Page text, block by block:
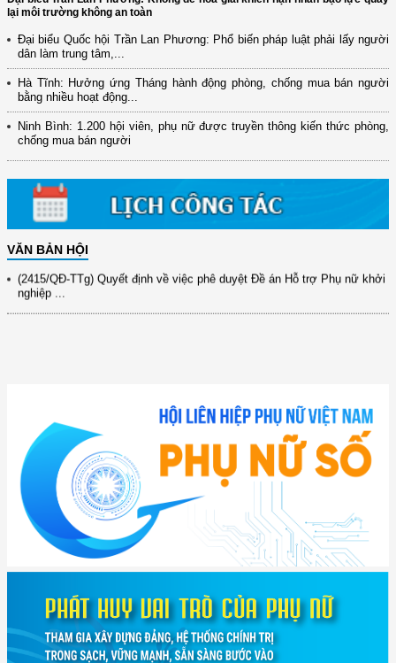
lại môi trường không an toàn
Đại biểu Quốc hội Trần Lan Phương: Phổ biến pháp luật phải lấy người
dân làm trung tâm,...
Hà Tĩnh: Hưởng ứng Tháng hành động phòng, chống mua bán người
bằng nhiều hoạt động...
Ninh Bình: 1.200 hội viên, phụ nữ được truyền thông kiến thức phòng,
chống mua bán người
VĂN BẢN HỘI
(12/TB-HĐKH) V/v đăng ký, đề xuất nhiệm vụ Khoa học, công nghệ và
đổi mới ...
(898/KH/ĐCT) Kế hoạch thực hiện Quyết định số 2415/QĐ-TTg ngày
31/10/2025 ...
(417/QĐ-BNNMT) Quyết định phê duyệt Chương trình mục tiêu quốc gia
xây dựng ...
(891/KH-ĐCT) Kế hoạch thực hiện Nghị quyết số 72-NQ/TW ngày
nghiệp ...